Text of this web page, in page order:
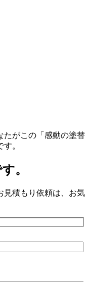
たがこの「感動の塗替
。
。
見積もり依頼は、お気